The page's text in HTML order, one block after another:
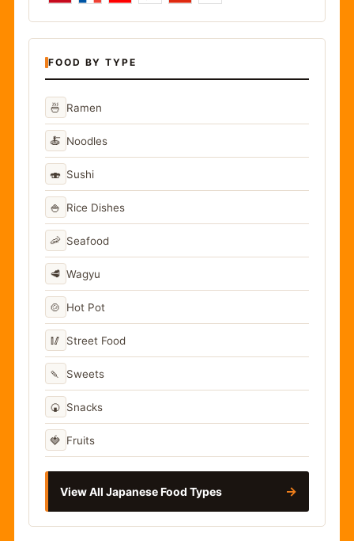
FOOD BY TYPE
🍜 Ramen
🍝 Noodles
🍣 Sushi
🍚 Rice Dishes
🦐 Seafood
🥩 Wagyu
🍲 Hot Pot
🥢 Street Food
🍡 Sweets
🍘 Snacks
🍓 Fruits
View All Japanese Food Types →